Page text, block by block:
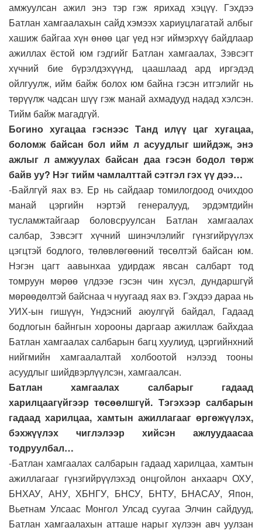
амжуулсан ажил энэ тэр гэж ярихад хэцүү. Гэхдээ
Батлан хамгаалахын сайд хэмээх хариуцлагатай албыг
хашиж байгаа хүн өнөө цаг үед нэг иймэрхүү байдлаар
ажиллах ёстой юм гэдгийг Батлан хамгаалах, Зэвсэгт
хүчний бие бүрэлдэхүүнд, цаашлаад ард иргэдэд
ойлгуулж, ийм байж болох юм байна гэсэн итгэлийг нь
төрүүлж чадсан шүү гэж манай ахмадууд надад хэлсэн.
Тийм байж магадгүй.
Богино хугацаа гэснээс Танд илүү цаг хугацаа,
боломж байсан бол ийм л асуудлыг шийдэж, энэ
ажлыг л амжуулах байсан даа гэсэн бодол төрж
байв уу? Нэг тийм чамлалттай сэтгэл гэх үү дээ…
-Байлгүй яах вэ. Ер нь сайдаар томилогдоод очихдоо
манай цэргийн нэртэй генералууд, эрдэмтдийн
тусламжтайгаар боловсруулсан Батлан хамгаалах
салбар, Зэвсэгт хүчний шинэчлэлийг гүнзгийрүүлэх
цэгцтэй бодлого, төлөвлөгөөний төсөлтэй байсан юм.
Нэгэн цагт аавынхаа удирдаж явсан салбарт тод
томруун мөрөө үлдээе гэсэн чин хүсэл, дундаршгүй
мөрөөдөлтэй байснаа ч нуугаад яах вэ. Гэхдээ дараа нь
УИХ-ын гишүүн, Үндэсний аюулгүй байдал, Гадаад
бодлогын байнгын хорооны даргаар ажиллаж байхдаа
Батлан хамгаалах салбарын багц хуулиуд, цэргийнхний
нийгмийн хамгаалалтай холбоотой нэлээд тооны
асуудлыг шийдвэрлүүлсэн, хамгаалсан.
Батлан хамгаалах салбарыг гадаад
харилцаагүйгээр төсөөлшгүй. Тэгэхээр салбарын
гадаад харилцаа, хамтын ажиллагааг өргөжүүлэх,
бэхжүүлэх чиглэлээр хийсэн ажлуудаасаа
тодруулбал…
-Батлан хамгаалах салбарын гадаад харилцаа, хамтын
ажиллагааг гүнзгийрүүлэхэд онцгойлон анхаарч ОХУ,
БНХАУ, АНУ, ХБНГУ, БНСУ, БНТУ, БНАСАУ, Япон,
Вьетнам Улсаас Монгол Улсад суугаа Элчин сайдууд,
Батлан хамгаалахын атташе нарыг хүлээн авч уулзан